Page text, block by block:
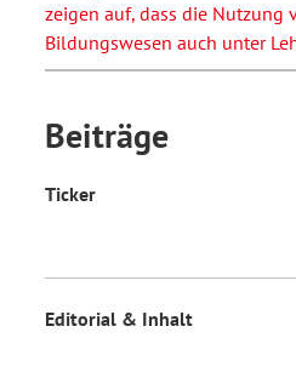
zeigen auf, dass die Nutzung
Bildungswesen auch unter
Beiträge
Ticker
Editorial & Inhalt